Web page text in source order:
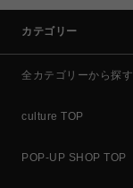
カテゴリー
全カテゴリーから探す
culture TOP
POP-UP SHOP TOP